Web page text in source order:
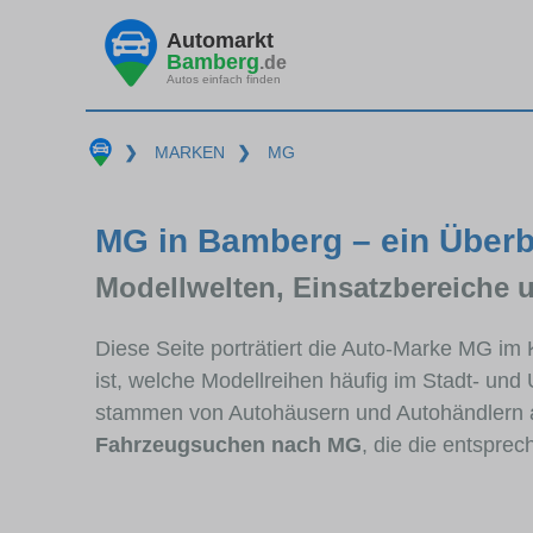
Automarkt
Bamberg.de
Autos einfach finden
❯ MARKEN ❯ MG
MG in Bamberg – ein
Modellwelten, Einsatzbereiche
Diese Seite porträtiert die Auto-Marke MG
ist, welche Modellreihen häufig im Stadt-
stammen von Autohäusern und
Fahrzeugsuchen nach MG, die die